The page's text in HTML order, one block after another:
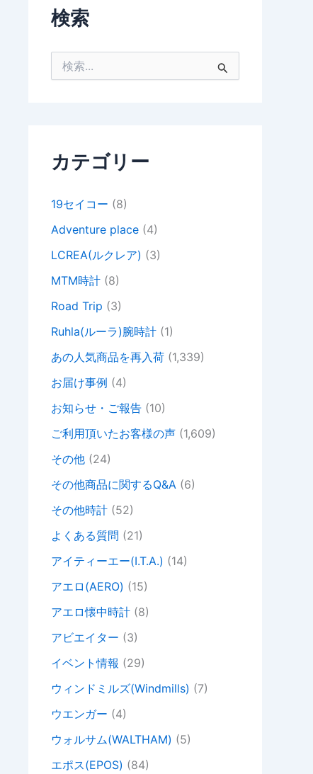
検索
カテゴリー
19セイコー (8)
Adventure place (4)
LCREA(ルクレア) (3)
MTM時計 (8)
Road Trip (3)
Ruhla(ルーラ)腕時計 (1)
あの人気商品を再入荷 (1,339)
お届け事例 (4)
お知らせ・ご報告 (10)
ご利用頂いたお客様の声 (1,609)
その他 (24)
その他商品に関するQ&A (6)
その他時計 (52)
よくある質問 (21)
アイティーエー(I.T.A.) (14)
アエロ(AERO) (15)
アエロ懐中時計 (8)
アビエイター (3)
イベント情報 (29)
ウィンドミルズ(Windmills) (7)
ウエンガー (4)
ウォルサム(WALTHAM) (5)
エポス(EPOS) (84)